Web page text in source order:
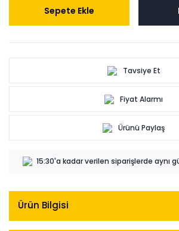
Sepete Ekle
Tavsiye Et
Fiyat Alarmı
Ürünü Paylaş
15:30'a kadar verilen siparişlerde aynı
Ürün Bilgisi